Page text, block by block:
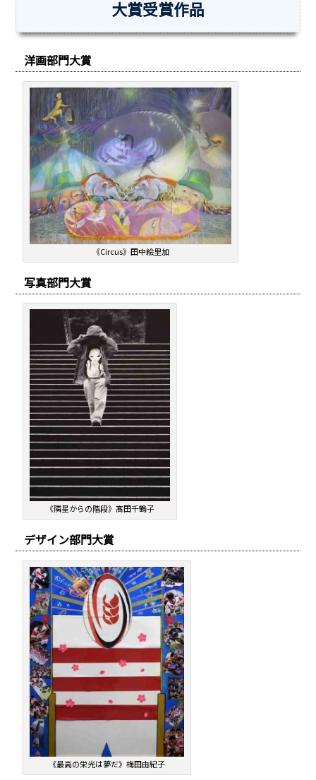
大賞受賞作品
洋画部門大賞
《Circus》田中絵里加
写真部門大賞
《隣星からの階段》髙田千鶴子
デザイン部門大賞
《最高の栄光は夢だ》梅田由紀子